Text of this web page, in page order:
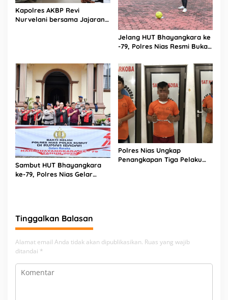
Kapolres AKBP Revi
Nurvelani bersama Jajaran
Jelang HUT Bhayangkara ke
-79, Polres Nias Resmi Buka
Sambut HUT Bhayangkara
ke-79, Polres Nias Gelar
Polres Nias Ungkap
Penangkapan Tiga Pelaku
Tinggalkan Balasan
Alamat email Anda tidak akan dipublikasikan. Ruas yang wajib
ditandai *